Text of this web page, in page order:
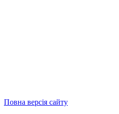
Повна версія сайту